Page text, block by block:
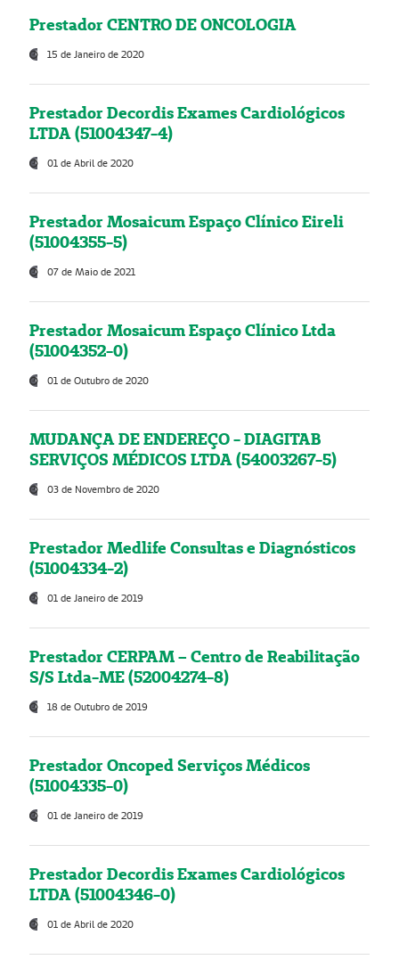
Prestador CENTRO DE ONCOLOGIA
15 de Janeiro de 2020
Prestador Decordis Exames Cardiológicos
LTDA (51004347-4)
01 de Abril de 2020
Prestador Mosaicum Espaço Clínico Eireli
(51004355-5)
07 de Maio de 2021
Prestador Mosaicum Espaço Clínico Ltda
(51004352-0)
01 de Outubro de 2020
MUDANÇA DE ENDEREÇO - DIAGITAB
SERVIÇOS MÉDICOS LTDA (54003267-5)
03 de Novembro de 2020
Prestador Medlife Consultas e Diagnósticos
(51004334-2)
01 de Janeiro de 2019
Prestador CERPAM – Centro de Reabilitação
S/S Ltda-ME (52004274-8)
18 de Outubro de 2019
Prestador Oncoped Serviços Médicos
(51004335-0)
01 de Janeiro de 2019
Prestador Decordis Exames Cardiológicos
LTDA (51004346-0)
01 de Abril de 2020